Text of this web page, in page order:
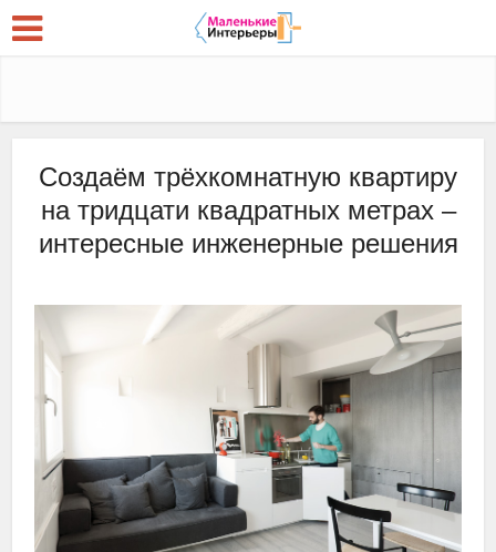
Создаём трёхкомнатную квартиру
на тридцати квадратных метрах –
интересные инженерные решения